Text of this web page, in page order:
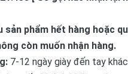
sản phẩm hết hàng hoặc
còn muốn nhận hàng.
7-12 ngày giày đến tay